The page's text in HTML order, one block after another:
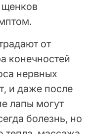
щенков
от
конечностей
нервных
и даже после
лапы могут
болезнь, но